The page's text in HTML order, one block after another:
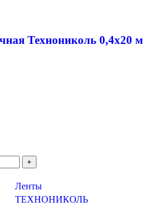
Технониколь 0,4х20 м
Ленты
ТЕХНОНИКОЛЬ